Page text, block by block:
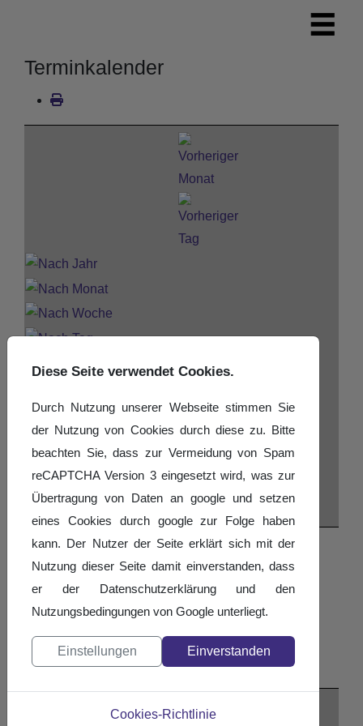
Terminkalender
Nach Jahr
Nach Monat
Nach Woche
Heute
Suche
Gehe zu Monat
Gehe zu Monat
Diese Seite verwendet Cookies.
Durch Nutzung unserer Webseite stimmen Sie
der Nutzung von Cookies durch diese zu. Bitte
beachten Sie, dass zur Vermeidung von Spam
reCAPTCHA Version 3 eingesetzt wird, was zur
Übertragung von Daten an google und setzen
eines Cookies durch google zur Folge haben
kann. Der Nutzer der Seite erklärt sich mit der
Nutzung dieser Seite damit einverstanden, dass
er der Datenschutzerklärung und den
Nutzungsbedingungen von Google unterliegt.
Einstellungen Einverstanden
Cookies-Richtlinie